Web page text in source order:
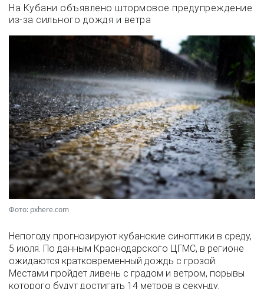
На Кубани объявлено штормовое предупреждение
из-за сильного дождя и ветра
Фото: pxhere.com
Непогоду прогнозируют кубанские синоптики в среду,
5 июля. По данным Краснодарского ЦГМС, в регионе
ожидаются кратковременный дождь с грозой.
Местами пройдет ливень с градом и ветром, порывы
которого будут достигать 14 метров в секунду.